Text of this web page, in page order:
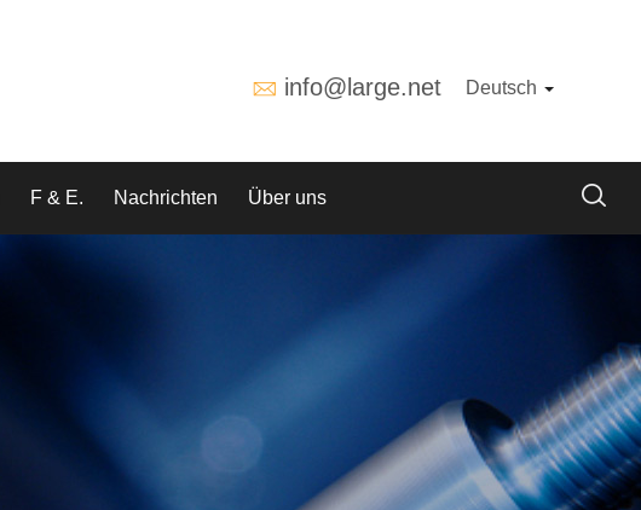
info@large.net Deutsch
F & E. Nachrichten Über uns